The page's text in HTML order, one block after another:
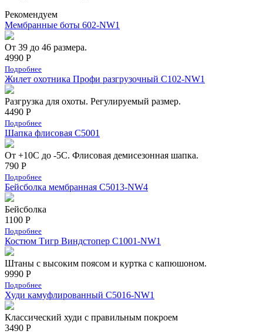
Рекомендуем
Мембранные боты 602-NW1
От 39 до 46 размера.
4990 Р
Подробнее
Жилет охотника Профи разгрузочный C102-NW1
Разгрузка для охоты. Регулируемый размер.
4490 Р
Подробнее
Шапка флисовая С5001
От +10С до -5С. Флисовая демисезонная шапка.
790 Р
Подробнее
Бейсболка мембранная С5013-NW4
Бейсболка
1100 Р
Подробнее
Костюм Тигр Виндстопер C1001-NW1
Штаны с высоким поясом и куртка с капюшоном.
9990 Р
Подробнее
Худи камуфлированный C5016-NW1
Классический худи с правильным покроем
3490 Р